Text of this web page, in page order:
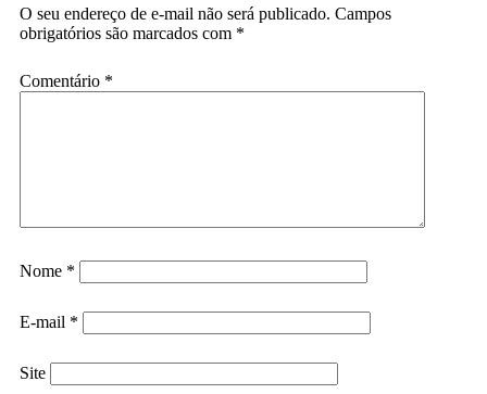
O seu endereço de e-mail não será publicado. Campos
obrigatórios são marcados com *
Comentário *
Nome *
E-mail *
Site